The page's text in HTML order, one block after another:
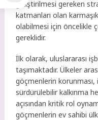
geliştirilmesi gereken
katmanları olan
olabilmesi için öncelikle
gereklidir.
İlk olarak, uluslararası
taşımaktadır. Ülkeler
göçmenlerin korunması,
sürdürülebilir kalkınma
açısından kritik rol
göçmenlerin ev sahibi